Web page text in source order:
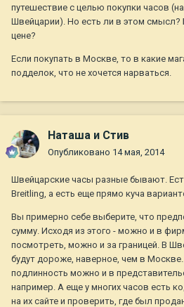
путешествие с целью покупки часов
Швейцарии). Но есть ли в этом смысл?
цене?
Если покупать в Москве, то в какие
подделок, что не хочется нарваться.
Наташа и Стив
Опубликовано 14 мая, 2014
Швейцарские часы разные бывают.
Breitling, а есть еще прямо куча
Вы примерно себе выберите, что
сумму. Исходя из этого - можно и в
посмотреть, можно и за границей. В
будут дороже, наверное, чем в
подлинность можно и в
например. А еще у многих часов есть
на их сайте и проверить, где был